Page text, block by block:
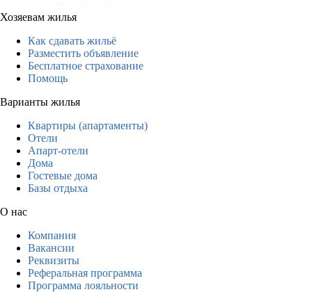
Хозяевам жилья
Как сдавать жильё
Разместить объявление
Бесплатное страхование
Помощь
Варианты жилья
Квартиры (апартаменты)
Отели
Апарт-отели
Дома
Гостевые дома
Базы отдыха
О нас
Компания
Вакансии
Реквизиты
Реферальная программа
Программа лояльности